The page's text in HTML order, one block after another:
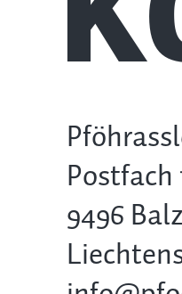
Postfach
9496